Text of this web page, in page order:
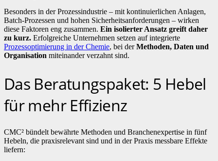
Besonders in der Prozessindustrie – mit kontinuierlichen Anlagen,
Batch-Prozessen und hohen Sicherheitsanforderungen – wirken
diese Faktoren eng zusammen. Ein isolierter Ansatz greift daher
zu kurz. Erfolgreiche Unternehmen setzen auf integrierte
Prozessoptimierung in der Chemie, bei derMethoden, Daten und
Organisation miteinander verzahnt sind.
Das Beratungspaket: 5 Hebel
für mehr Effizienz
CMC² bündelt bewährte Methoden und Branchenexpertise in fünf
Hebeln, die praxisrelevant sind und in der Praxis messbare Effekte
liefern: